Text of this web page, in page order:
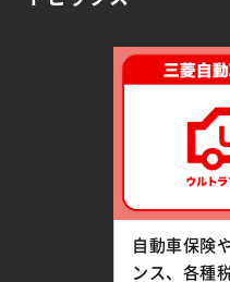
自動車保険
ンス、各種